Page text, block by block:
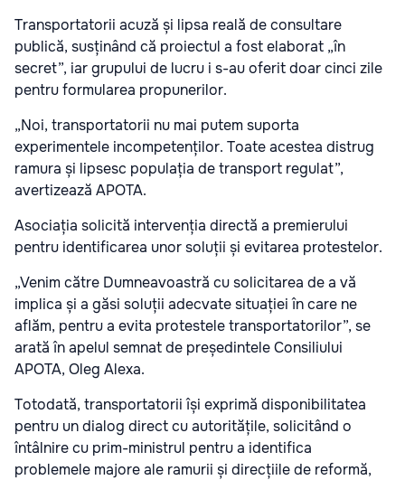
Transportatorii acuză și lipsa reală de consultare
publică, susținând că proiectul a fost elaborat „în
secret”, iar grupului de lucru i s-au oferit doar cinci zile
pentru formularea propunerilor.
„Noi, transportatorii nu mai putem suporta
experimentele incompetenților. Toate acestea distrug
ramura și lipsesc populația de transport regulat”,
avertizează APOTA.
Asociația solicită intervenția directă a premierului
pentru identificarea unor soluții și evitarea protestelor.
„Venim către Dumneavoastră cu solicitarea de a vă
implica și a găsi soluții adecvate situației în care ne
aflăm, pentru a evita protestele transportatorilor”, se
arată în apelul semnat de președintele Consiliului
APOTA, Oleg Alexa.
Totodată, transportatorii își exprimă disponibilitatea
pentru un dialog direct cu autoritățile, solicitând o
întâlnire cu prim-ministrul pentru a identifica
problemele majore ale ramurii și direcțiile de reformă,